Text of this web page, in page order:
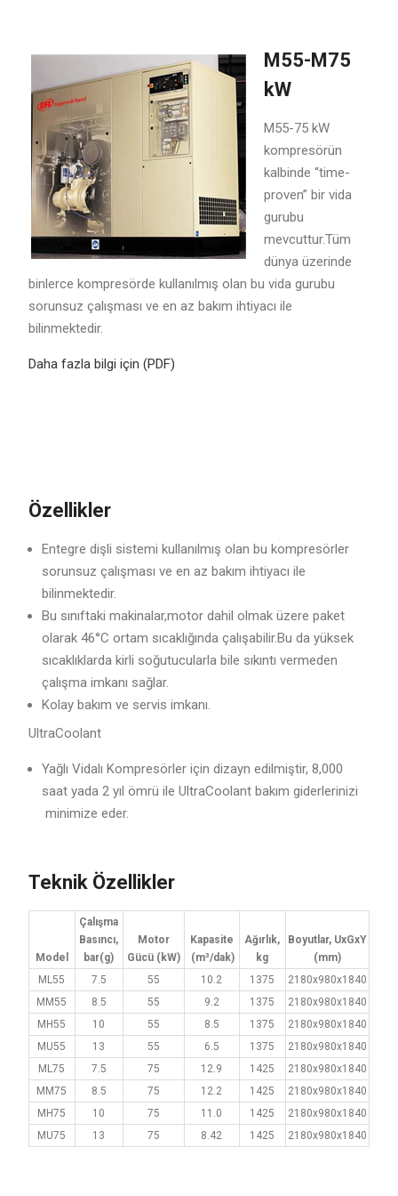
M55-M75
kW
M55-75 kW
kompresörün
kalbinde “time-
proven” bir vida
gurubu
mevcuttur.Tüm
dünya üzerinde
binlerce kompresörde kullanılmış olan bu vida gurubu
sorunsuz çalışması ve en az bakım ihtiyacı ile
bilinmektedir.
Daha fazla bilgi için (PDF)
Özellikler
Entegre dişli sistemi kullanılmış olan bu kompresörler
sorunsuz çalışması ve en az bakım ihtiyacı ile
bilinmektedir.
Bu sınıftaki makinalar,motor dahil olmak üzere paket
olarak 46°C ortam sıcaklığında çalışabilir.Bu da yüksek
sıcaklıklarda kirli soğutucularla bile sıkıntı vermeden
çalışma imkanı sağlar.
Kolay bakım ve servis imkanı.
UltraCoolant
Yağlı Vidalı Kompresörler için dizayn edilmiştir, 8,000
saat yada 2 yıl ömrü ile UltraCoolant bakım giderlerinizi
minimize eder.
Teknik Özellikler
Model
Çalışma
Basıncı,
bar(g)
Motor
Gücü (kW)
Kapasite
(m³/dak)
Ağırlık,
kg
Boyutlar, UxGxY
(mm)
ML55
7.5 55 10.2 1375
2180x980x1840
MM55
8.5 55 9.2 1375
2180x980x1840
MH55
10 55 8.5 1375
2180x980x1840
MU55
13 55 6.5 1375
2180x980x1840
ML75
7.5 75 12.9 1425
2180x980x1840
MM75
8.5 75 12.2 1425
2180x980x1840
MH75
10 75 11.0 1425
2180x980x1840
MU75
13 75 8.42 1425 2180x980x1840